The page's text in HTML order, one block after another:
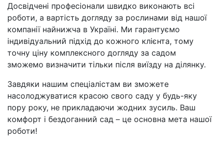
Досвідчені професіонали швидко виконають всі
роботи, а вартість догляду за рослинами від нашої
компанії найнижча в Україні. Ми гарантуємо
індивідуальний підхід до кожного клієнта, тому
точну ціну комплексного догляду за садом
зможемо визначити тільки після виїзду на ділянку.
Завдяки нашим спеціалістам ви зможете
насолоджуватися красою свого саду у будь-яку
пору року, не прикладаючи жодних зусиль. Ваш
комфорт і бездоганний сад – це основна мета нашої
роботи!